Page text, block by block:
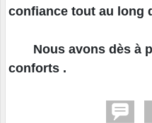
confiance tout
Nous avons dès à
conforts .